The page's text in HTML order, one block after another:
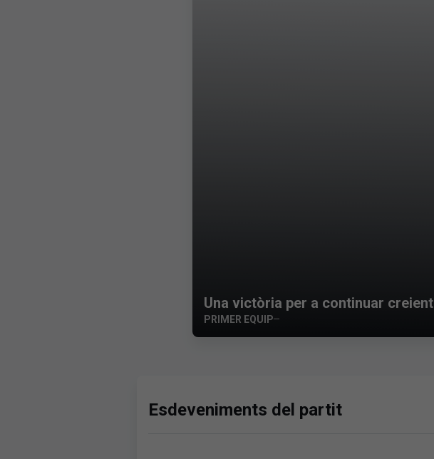
Una victòria per a continuar creient
PRIMER EQUIP
Esdeveniments del partit